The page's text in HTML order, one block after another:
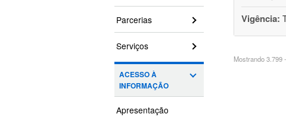
Parcerias
Serviços
ACESSO À
INFORMAÇÃO
Apresentação
Vigência:
Mostrando 3.799